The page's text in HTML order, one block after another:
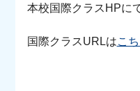
本校国際クラスHPに
国際クラスURLはこ
お知らせ
保護者の方